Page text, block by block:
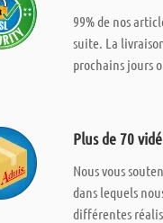
99% de nos
suite. La
prochains jours
Plus de 70
Nous vous
dans lequels
différentes